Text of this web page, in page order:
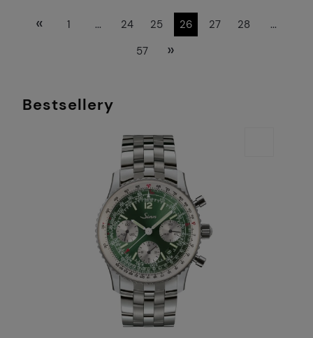
« 1 ... 24 25 26 27 28
...
57
»
Bestsellery